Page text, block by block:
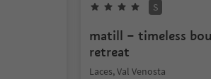
S
matill – timeless
retreat
Laces, Val Venosta